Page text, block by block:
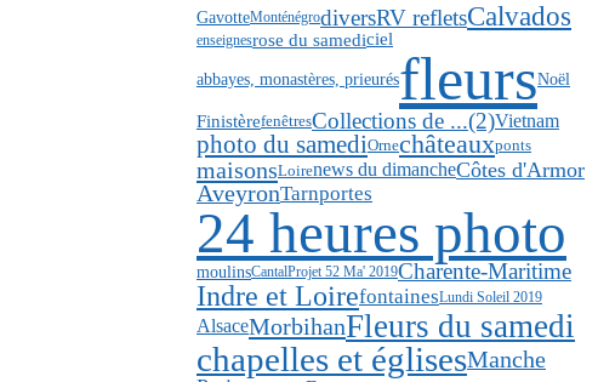
GavotteMonténégrodiversRV refletsCalvados
enseignesrose du samediciel
abbayes, monastères, prieurésfleursNoël
FinistèrefenêtresCollections de ...(2)Vietnam
photo du samediOrnechâteauxponts
maisonsLoirenews du dimancheCôtes d'Armor
AveyronTarnportes
24 heures photo
moulinsCantalProjet 52 Ma' 2019Charente-Maritime
Indre et LoirefontainesLundi Soleil 2019
AlsaceMorbihanFleurs du samedi
chapelles et églisesManche